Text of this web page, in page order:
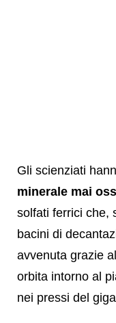
Gli scienziati
minerale mai
solfati ferrici che,
bacini di
avvenuta grazie
orbita intorno al
nei pressi del